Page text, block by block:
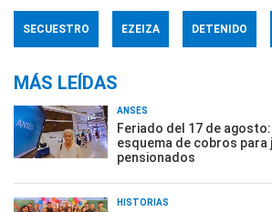
SECUESTRO EZEIZA DETENIDO
MÁS LEÍDAS
ANSES
Feriado del 17 de
esquema de cobros para
pensionados
HISTORIAS